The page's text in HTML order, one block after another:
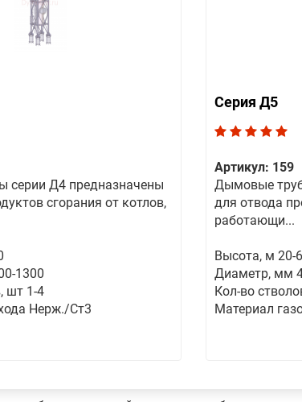
серии Д4 предназначены
сгорания от котлов,
1300
шт 1-4
Нерж./Ст3
Серия Д5
Артикул: 159
Дымовые
для отвода
работающи...
Высота, м 20-
Диаметр, мм
Кол-во
Материал